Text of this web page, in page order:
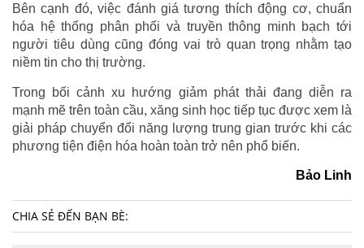
Bên cạnh đó, việc đánh giá tương thích động cơ, chuẩn
hóa hệ thống phân phối và truyền thông minh bạch tới
người tiêu dùng cũng đóng vai trò quan trọng nhằm tạo
niềm tin cho thị trường.
Trong bối cảnh xu hướng giảm phát thải đang diễn ra
mạnh mẽ trên toàn cầu, xăng sinh học tiếp tục được xem là
giải pháp chuyển đổi năng lượng trung gian trước khi các
phương tiện điện hóa hoàn toàn trở nên phổ biến.
Bảo Linh
CHIA SẺ ĐẾN BẠN BÈ: